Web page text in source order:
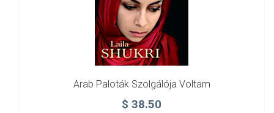
Arab Paloták Szolgálója Voltam
$ 38.50